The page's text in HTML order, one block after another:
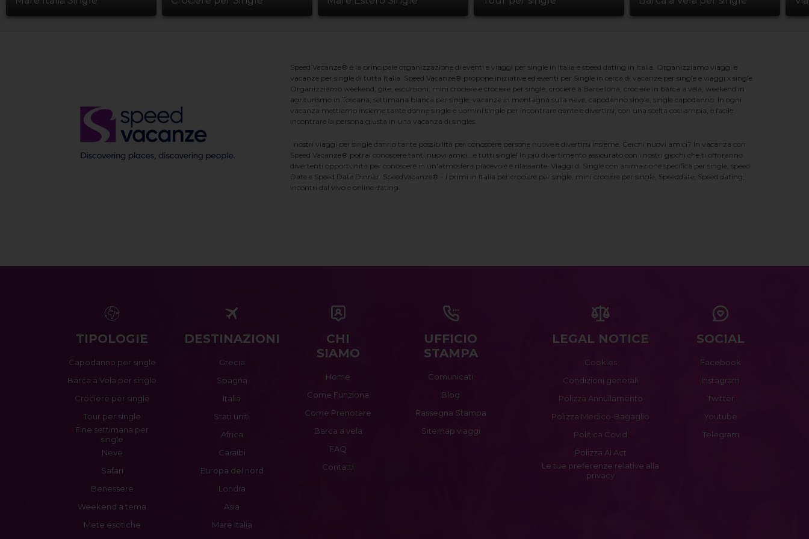
Speed Vacanze® è la principale organizzazione di eventi e viaggi per single in Italia e speed dating in Italia. Organizziamo viaggi e
vacanze per single di tutta Italia. Speed Vacanze® propone iniziative ed eventi per Single in cerca di vacanze per single e viaggi x single.
Organizziamo weekend, gite, escursioni, mini crociere e crociere per single, crociere a Barcellona, crociere in barca a vela, weekend in
agriturismo in Toscana, settimana bianca per single, vacanze in montagna sulla neve, capodanno single, single capodanno. In ogni
vacanza mettiamo insieme tante donne single e uomini single per incontrare gente e divertirsi; con una scelta cosi ampia, è facile
incontrare la persona giusta in una vacanza di singles.
I nostri viaggi per single danno tante possibilità per conoscere persone nuove e divertirsi insieme. Cerchi nuovi amici? In vacanza con
Speed Vacanze® potrai conoscere tanti nuovi amici...e tutti single! In più divertimento assicurato con i nostri giochi che ti offriranno
divertenti opportunità per conoscere in un'atmosfera piacevole e rilassante. Viaggi di Single con animazione specifica per single, speed
Date e Speed Date Dinner. SpeedVacanze® - i primi in Italia per crociere per single, mini crociere per single, Speeddate, Speed dating,
incontri dal vivo e online dating.
TIPOLOGIE
Capodanno per single
Barca a Vela per single
Crociere per single
Tour per single
Fine settimana per
single
Neve
Safari
Benessere
Weekend a tema
Mete esotiche
DESTINAZIONI
Grecia
Spagna
Italia
Stati uniti
Africa
Caraibi
Europa del nord
Londra
Asia
Mare Italia
CHI
SIAMO
Home
Come Funziona
Come Prenotare
Barca a vela
FAQ
Contatti
UFFICIO
STAMPA
Comunicati
Blog
Rassegna Stampa
Sitemap viaggi
LEGAL NOTICE
Cookies
Condizioni generali
Polizza Annullamento
Polizza Medico-Bagaglio
Politica Covid
Polizza AI Act
Le tue preferenze relative alla
privacy
SOCIAL
Facebook
Instagram
Twitter
Youtube
Telegram